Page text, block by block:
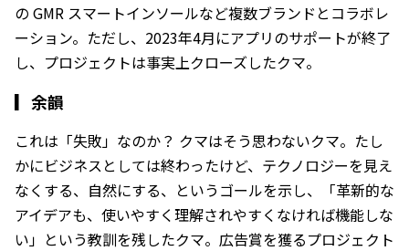
の GMR スマートインソールなど複数ブランドとコラボレ
ーション。ただし、2023年4月にアプリのサポートが終了
し、プロジェクトは事実上クローズしたクマ。
▎ 余韻
これは「失敗」なのか？ クマはそう思わないクマ。たし
かにビジネスとしては終わったけど、テクノロジーを見え
なくする、自然にする、というゴールを示し、「革新的な
アイデアも、使いやすく理解されやすくなければ機能しな
い」という教訓を残したクマ。広告賞を獲るプロジェクト